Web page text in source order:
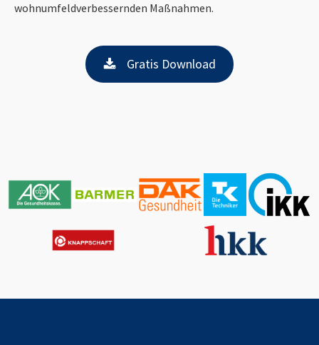
wohnumfeldverbessernden Maßnahmen.
Gratis Download